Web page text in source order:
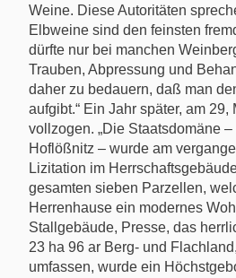
Weine. Diese Autoritäten
Elbweine sind den feinsten
dürfte nur bei manchen
Trauben, Abpressung und
daher zu bedauern, daß man
aufgibt.“ Ein Jahr später, am
vollzogen. „Die Staatsdomäne
Hoflößnitz – wurde am
Lizitation im
gesamten sieben Parzellen,
Herrenhause ein modernes
Stallgebäude, Presse, das
23 ha 96 ar Berg- und
umfassen, wurde ein